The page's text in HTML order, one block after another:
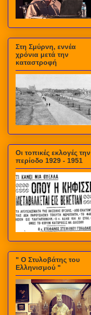
Στη Σμύρνη, εννέα
χρόνια μετά την
καταστροφή
Οι τοπικές εκλογές την
περίοδο 1929 - 1951
" Ο Στυλοβάτης του
Ελληνισμού "